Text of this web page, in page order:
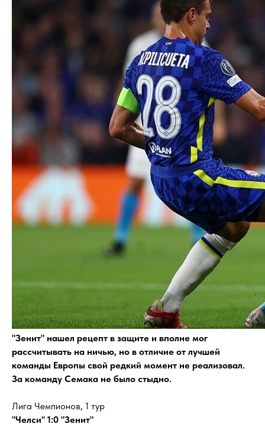
"Зенит" нашел рецепт в защите и вполне мог
рассчитывать на ничью, но в отличие от лучшей
команды Европы свой редкий момент не реализовал.
За команду Семака не было стыдно.
Лига Чемпионов, 1 тур
"Челси" 1:0 "Зенит"